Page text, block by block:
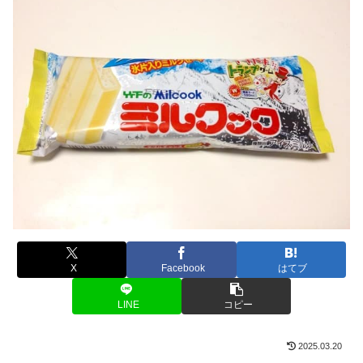
X Facebook はてブ
LINE コピー
2025.03.20